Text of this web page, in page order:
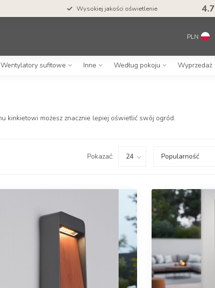
Wysokiej jakości oświetlenie 4.7
PLN
Wentylatory sufitowe Inne Według pokoju Wyprzedaż
kinkietowi możesz znacznie lepiej oświetlić swój ogród.
Pokazać: